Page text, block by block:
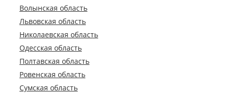
Волынская область
Львовская область
Николаевская область
Одесская область
Полтавская область
Ровенская область
Сумская область